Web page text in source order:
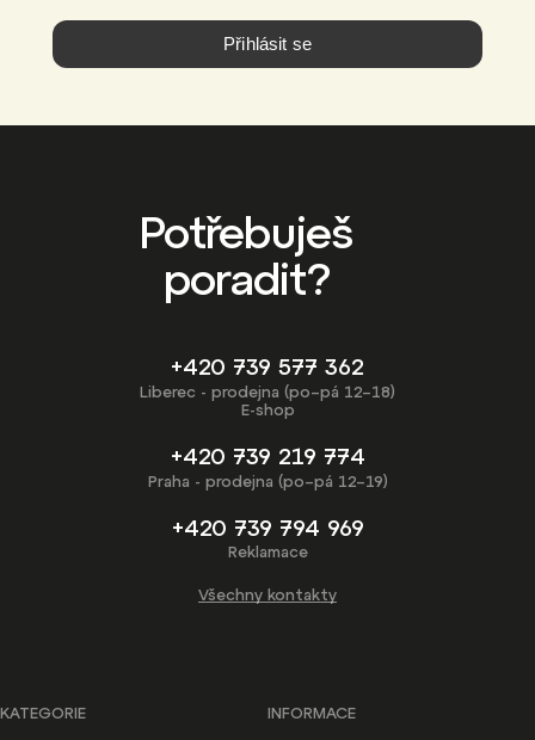
Přihlásit se
Potřebuješ
poradit?
+420 739 577 362
Liberec - prodejna (po–pá 12–18)
E-shop
+420 739 219 774
Praha - prodejna (po–pá 12–19)
+420 739 794 969
Reklamace
Všechny kontakty
KATEGORIE INFORMACE